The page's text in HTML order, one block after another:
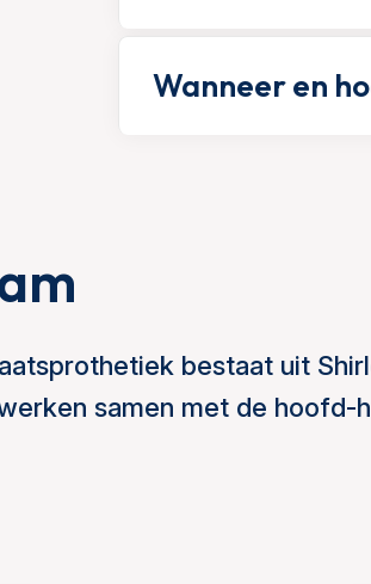
Wanneer en
bestaat uit
samen met de hoofd-